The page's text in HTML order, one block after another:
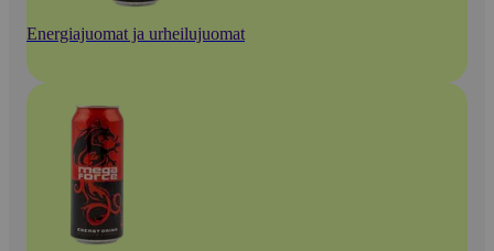
Energiajuomat ja urheilujuomat